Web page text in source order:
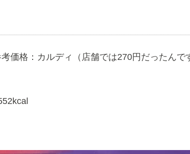
価格：カルディ（店舗では270円だったんで